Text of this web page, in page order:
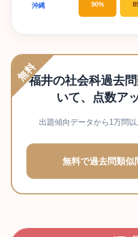
沖縄 90%
無料福井の社会科過去
いて、点数ア
出題傾向データから1万問
無料で過去問類似